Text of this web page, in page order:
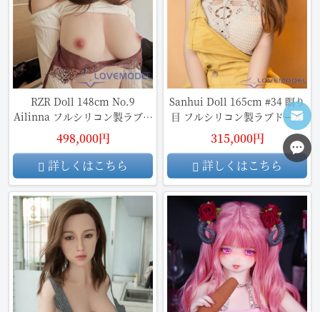
RZR Doll 148cm No.9
Ailinna フルシリコン製ラブド
ール
498,000円
詳しくはこちら
Sanhui Doll 165cm #34 瞑り
目 フルシリコン製ラブドール
315,000円
詳しくはこちら